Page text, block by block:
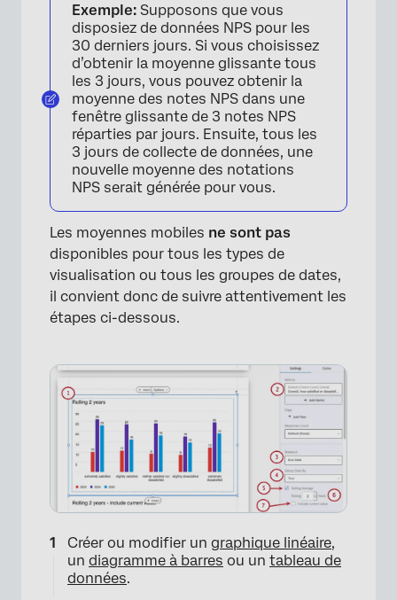
Exemple: Supposons que vous
disposiez de données NPS pour les
30 derniers jours. Si vous choisissez
d’obtenir la moyenne glissante tous
les 3 jours, vous pouvez obtenir la
moyenne des notes NPS dans une
fenêtre glissante de 3 notes NPS
réparties par jours. Ensuite, tous les
3 jours de collecte de données, une
nouvelle moyenne des notations
NPS serait générée pour vous.
Les moyennes mobiles ne sont pas
disponibles pour tous les types de
visualisation ou tous les groupes de dates,
il convient donc de suivre attentivement les
étapes ci-dessous.
Créer ou modifier un graphique linéaire,
un diagramme à barres ou un tableau de
données.